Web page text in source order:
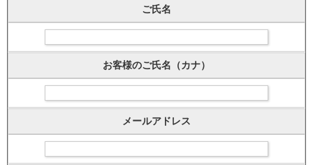
ご氏名
お客様のご氏名（カナ）
メールアドレス